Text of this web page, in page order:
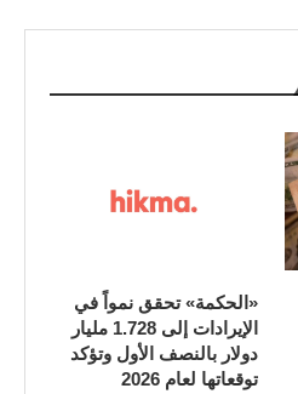
«الحكمة» تحقق نمواً في
الإيرادات إلى 1.728 مليار
دولار بالنصف الأول وتؤكد
توقعاتها لعام 2026